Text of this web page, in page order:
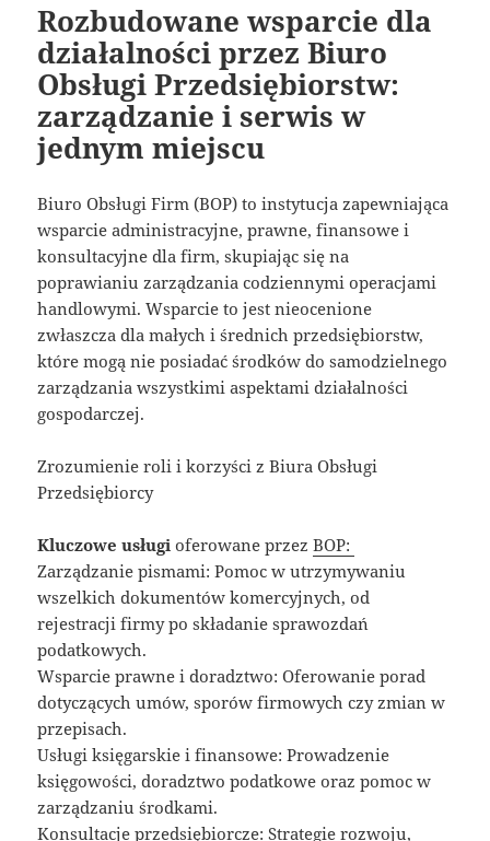
Rozbudowane wsparcie dla
działalności przez Biuro
Obsługi Przedsiębiorstw:
zarządzanie i serwis w
jednym miejscu
Biuro Obsługi Firm (BOP) to instytucja zapewniająca
wsparcie administracyjne, prawne, finansowe i
konsultacyjne dla firm, skupiając się na
poprawianiu zarządzania codziennymi operacjami
handlowymi. Wsparcie to jest nieocenione
zwłaszcza dla małych i średnich przedsiębiorstw,
które mogą nie posiadać środków do samodzielnego
zarządzania wszystkimi aspektami działalności
gospodarczej.
Zrozumienie roli i korzyści z Biura Obsługi
Przedsiębiorcy
Kluczowe usługi oferowane przezBOP:
Zarządzanie pismami: Pomoc w utrzymywaniu
wszelkich dokumentów komercyjnych, od
rejestracji firmy po składanie sprawozdań
podatkowych.
Wsparcie prawne i doradztwo: Oferowanie porad
dotyczących umów, sporów firmowych czy zmian w
przepisach.
Usługi księgarskie i finansowe: Prowadzenie
księgowości, doradztwo podatkowe oraz pomoc w
zarządzaniu środkami.
Konsultacje przedsiębiorcze: Strategie rozwoju,